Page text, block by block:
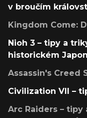
v broučím
Kingdom Come:
Nioh 3 – tipy a
historickém
Assassin's Creed
Civilization VII –
Arc Raiders –